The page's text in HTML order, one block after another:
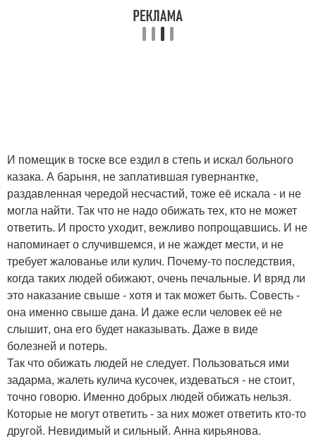
И помещик в тоске все ездил в степь и искал больного
казака. А барыня, не заплатившая гувернантке,
раздавленная чередой несчастий, тоже её искала - и не
могла найти. Так что не надо обижать тех, кто не может
ответить. И просто уходит, вежливо попрощавшись. И не
напоминает о случившемся, и не жаждет мести, и не
требует жалованье или кулич. Почему-то последствия,
когда таких людей обижают, очень печальные. И вряд ли
это наказание свыше - хотя и так может быть. Совесть -
она именно свыше дана. И даже если человек её не
слышит, она его будет наказывать. Даже в виде
болезней и потерь.
Так что обижать людей не следует. Пользоваться ими
задарма, жалеть кулича кусочек, издеваться - не стоит,
точно говорю. Именно добрых людей обижать нельзя.
Которые не могут ответить - за них может ответить кто-то
другой. Невидимый и сильный. Анна кирьянова.